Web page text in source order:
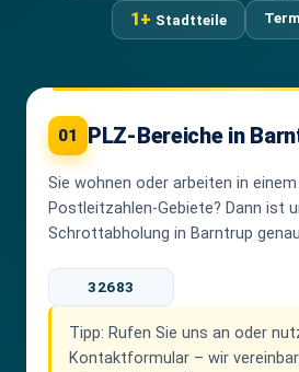
1+ Stadtteile
01 PLZ-Bereiche in
Sie wohnen oder arbeiten in
Postleitzahlen-Gebiete? Dann ist
Schrottabholung in Barntrup
32683
Tipp: Rufen Sie uns an oder
Kontaktformular – wir